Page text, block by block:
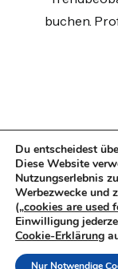
buchen.
© 2026
Du entscheidest
Diese Website
Nutzungserlebnis
Werbezwecke und
(„cookies are used
Einwilligung
Cookie-Erklärung
Nur Notwendige